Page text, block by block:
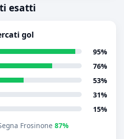
esatti
gol
95%
76%
53%
31%
15%
Frosinone 87%